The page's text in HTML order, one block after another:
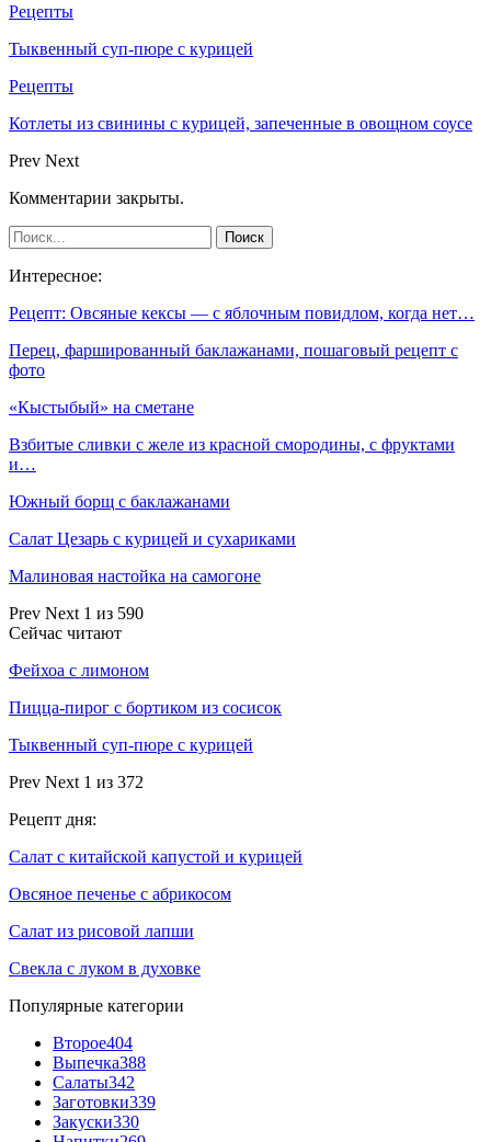
Рецепты
Тыквенный суп-пюре с курицей
Рецепты
Котлеты из свинины с курицей, запеченные в овощном соусе
Prev Next
Комментарии закрыты.
Интересное:
Рецепт: Овсяные кексы — с яблочным повидлом, когда нет…
Перец, фаршированный баклажанами, пошаговый рецепт с
фото
«Кыстыбый» на сметане
Взбитые сливки с желе из красной смородины, с фруктами
и…
Южный борщ с баклажанами
Салат Цезарь с курицей и сухариками
Малиновая настойка на самогоне
Prev Next 1 из 590
Сейчас читают
Фейхоа с лимоном
Пицца-пирог с бортиком из сосисок
Тыквенный суп-пюре с курицей
Prev Next 1 из 372
Рецепт дня:
Салат с китайской капустой и курицей
Овсяное печенье с абрикосом
Салат из рисовой лапши
Свекла с луком в духовке
Популярные категории
Второе404
Выпечка388
Салаты342
Заготовки339
Закуски330